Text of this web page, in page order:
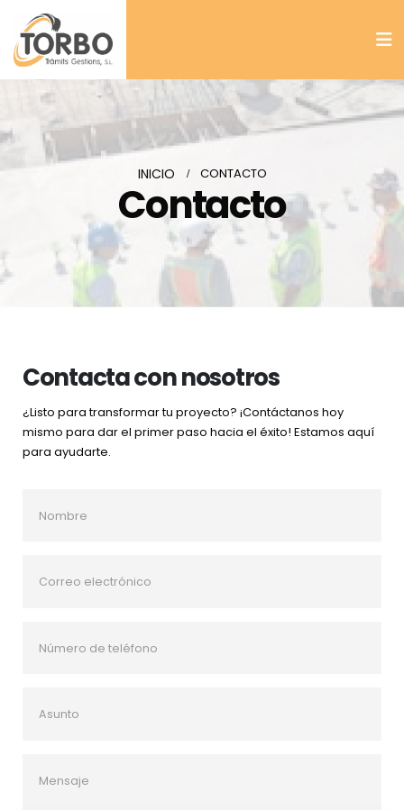
INICIO CONTACTO
Contacto
Contacta con nosotros
¿Listo para transformar tu proyecto? ¡Contáctanos hoy
mismo para dar el primer paso hacia el éxito! Estamos aquí
para ayudarte.